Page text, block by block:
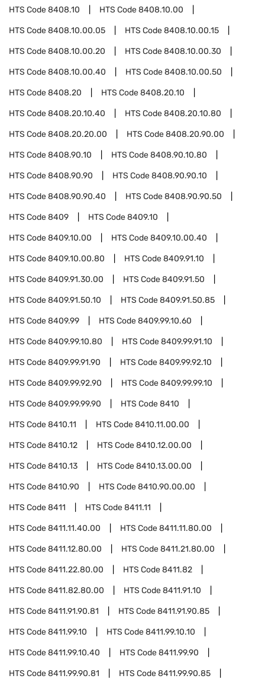
HTS Code8408.10 HTS Code8408.10.00
HTS Code8408.10.00.05 HTS Code8408.10.00.15
HTS Code8408.10.00.20 HTS Code8408.10.00.30
HTS Code8408.10.00.40 HTS Code8408.10.00.50
HTS Code8408.20 HTS Code8408.20.10
HTS Code8408.20.10.40 HTS Code8408.20.10.80
HTS Code8408.20.20.00 HTS Code8408.20.90.00
HTS Code8408.90.10 HTS Code8408.90.10.80
HTS Code8408.90.90 HTS Code8408.90.90.10
HTS Code8408.90.90.40 HTS Code8408.90.90.50
HTS Code8409 HTS Code8409.10
HTS Code8409.10.00 HTS Code8409.10.00.40
HTS Code8409.10.00.80 HTS Code8409.91.10
HTS Code8409.91.30.00 HTS Code8409.91.50
HTS Code8409.91.50.10 HTS Code8409.91.50.85
HTS Code8409.99 HTS Code8409.99.10.60
HTS Code8409.99.10.80 HTS Code8409.99.91.10
HTS Code8409.99.91.90 HTS Code8409.99.92.10
HTS Code8409.99.92.90 HTS Code8409.99.99.10
HTS Code8409.99.99.90 HTS Code8410
HTS Code8410.11 HTS Code8410.11.00.00
HTS Code8410.12 HTS Code8410.12.00.00
HTS Code8410.13 HTS Code8410.13.00.00
HTS Code8410.90 HTS Code8410.90.00.00
HTS Code8411 HTS Code8411.11
HTS Code8411.11.40.00 HTS Code8411.11.80.00
HTS Code8411.12.80.00 HTS Code8411.21.80.00
HTS Code8411.22.80.00 HTS Code8411.82
HTS Code8411.82.80.00 HTS Code8411.91.10
HTS Code8411.91.90.81 HTS Code8411.91.90.85
HTS Code8411.99.10 HTS Code8411.99.10.10
HTS Code8411.99.10.40 HTS Code8411.99.90
HTS Code8411.99.90.81 HTS Code8411.99.90.85